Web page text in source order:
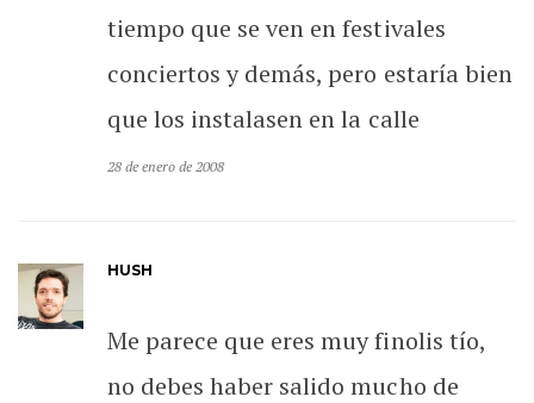
tiempo que se ven en festivales
conciertos y demás, pero estaría bien
que los instalasen en la calle
28 de enero de 2008
HUSH
Me parece que eres muy finolis tío,
no debes haber salido mucho de